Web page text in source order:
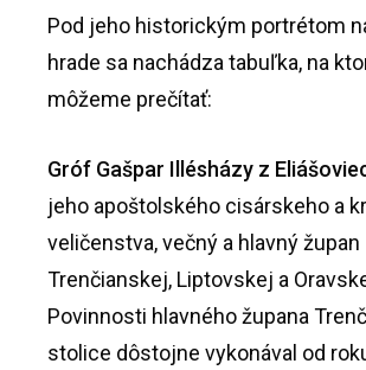
Pod jeho historickým portrétom
hrade sa nachádza tabuľka, na
môžeme prečítať:
Gróf Gašpar Illésházy z
jeho apoštolského cisárskeho a
veličenstva, večný a hlavný župan
Trenčianskej, Liptovskej a
Povinnosti hlavného župana
stolice dôstojne vykonával od